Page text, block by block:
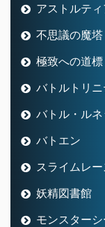
アストルテ
不思議の魔塔
極致への道標
バトルトリニ
バトル・ル
バトエン
スライムレー
妖精図書館
モンスター